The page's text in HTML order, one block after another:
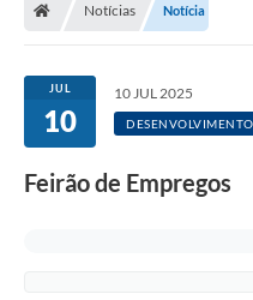
Licitações / PCA
Transparência
Notícias Notícia
JUL
10
10 JUL 2025
DESENVOLVIMENTO
Feirão de Empregos